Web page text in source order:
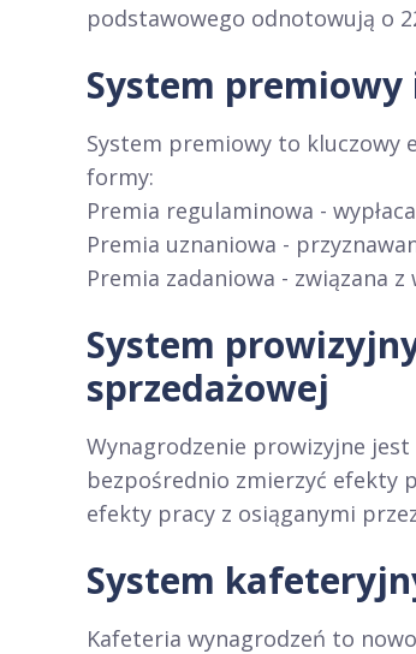
podstawowego odnotowują o
System
System premiowy to kluczowy
formy:
Premia regulaminowa -
Premia uznaniowa -
Premia zadaniowa - związana
System
sprzedażowej
Wynagrodzenie prowizyjne jest
bezpośrednio zmierzyć efekty
efekty pracy z osiąganymi
System
Kafeteria wynagrodzeń to